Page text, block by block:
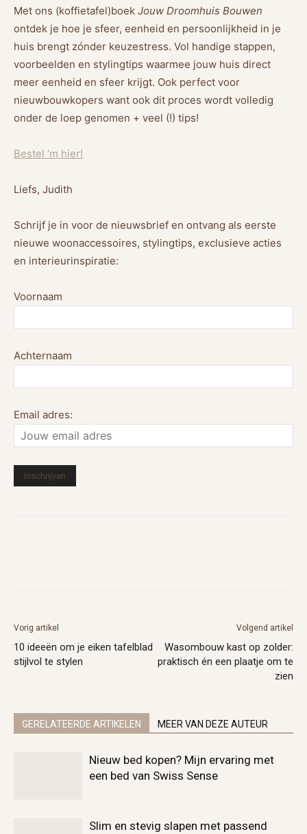
Met ons (koffietafel)boek Jouw Droomhuis Bouwen
ontdek je hoe je sfeer, eenheid en persoonlijkheid in je
huis brengt zónder keuzestress. Vol handige stappen,
voorbeelden en stylingtips waarmee jouw huis direct
meer eenheid en sfeer krijgt. Ook perfect voor
nieuwbouwkopers want ook dit proces wordt volledig
onder de loep genomen + veel (!) tips!
Bestel ‘m hier!
Liefs, Judith
Schrijf je in voor de nieuwsbrief en ontvang als eerste
nieuwe woonaccessoires, stylingtips, exclusieve acties
en interieurinspiratie:
Voornaam
Achternaam
Email adres:
Vorig artikel
10 ideeën om je eiken tafelblad
stijlvol te stylen
Volgend artikel
Wasombouw kast op zolder:
praktisch én een plaatje om te
zien
GERELATEERDE ARTIKELEN MEER VAN DEZE AUTEUR
Nieuw bed kopen? Mijn ervaring met
een bed van Swiss Sense
Slim en stevig slapen met passend